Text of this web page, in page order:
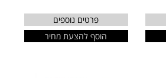
פרטים נוספים
הוסף להצעת מחיר